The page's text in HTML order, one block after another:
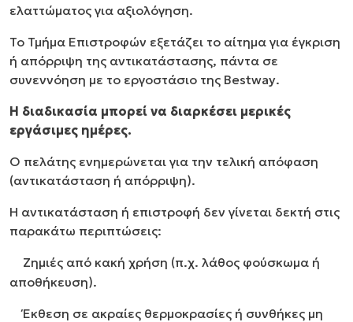
ελαττώματος για αξιολόγηση.
Το Τμήμα Επιστροφών εξετάζει το αίτημα για έγκριση
ή απόρριψη της αντικατάστασης, πάντα σε
συνεννόηση με το εργοστάσιο της Bestway.
Η διαδικασία μπορεί να διαρκέσει μερικές
εργάσιμες ημέρες.
Ο πελάτης ενημερώνεται για την τελική απόφαση
(αντικατάσταση ή απόρριψη).
Η αντικατάσταση ή επιστροφή δεν γίνεται δεκτή στις
παρακάτω περιπτώσεις:
Ζημιές από κακή χρήση (π.χ. λάθος φούσκωμα ή
αποθήκευση).
Έκθεση σε ακραίες θερμοκρασίες ή συνθήκες μη